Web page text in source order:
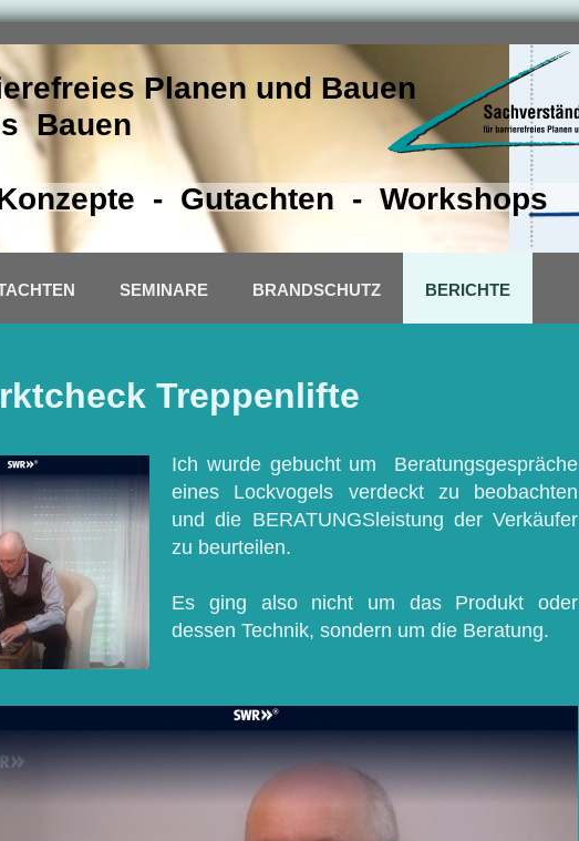
Planen und Bauen
Bauen
- Gutachten - Workshops
SEMINARE BRANDSCHUTZ BERICHTE
Treppenlifte
Ich wurde gebucht um Beratungsgespräche
eines Lockvogels verdeckt zu beobachten
und die BERATUNGSleistung der Verkäufer
zu beurteilen.
Es ging also nicht um das Produkt oder
dessen Technik, sondern um die Beratung.